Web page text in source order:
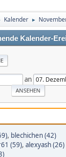
Kalender ►
Kalender-
an
, blechichen (42)
(59), alexyash (26)